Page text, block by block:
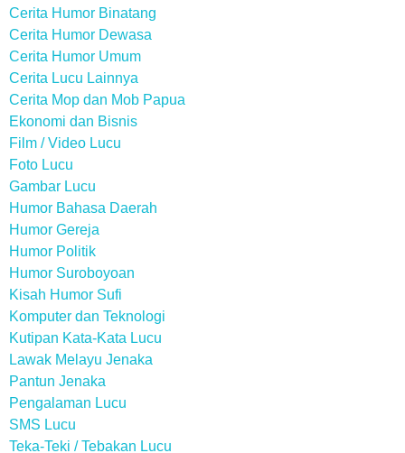
Cerita Humor Binatang
Cerita Humor Dewasa
Cerita Humor Umum
Cerita Lucu Lainnya
Cerita Mop dan Mob Papua
Ekonomi dan Bisnis
Film / Video Lucu
Foto Lucu
Gambar Lucu
Humor Bahasa Daerah
Humor Gereja
Humor Politik
Humor Suroboyoan
Kisah Humor Sufi
Komputer dan Teknologi
Kutipan Kata-Kata Lucu
Lawak Melayu Jenaka
Pantun Jenaka
Pengalaman Lucu
SMS Lucu
Teka-Teki / Tebakan Lucu